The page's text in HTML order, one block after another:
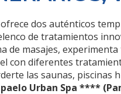
dos auténticos
de tratamientos
de masajes,
con diferentes
las saunas, piscinas
Urban Spa ****